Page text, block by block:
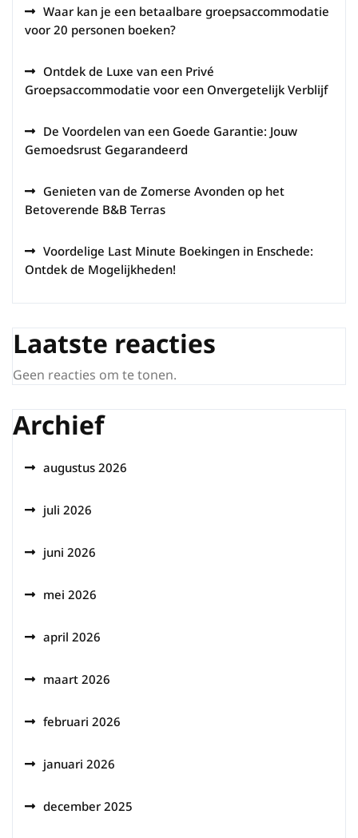
Waar kan je een betaalbare groepsaccommodatie
voor 20 personen boeken?
Ontdek de Luxe van een Privé
Groepsaccommodatie voor een Onvergetelijk Verblijf
De Voordelen van een Goede Garantie: Jouw
Gemoedsrust Gegarandeerd
Genieten van de Zomerse Avonden op het
Betoverende B&B Terras
Voordelige Last Minute Boekingen in Enschede:
Ontdek de Mogelijkheden!
Laatste reacties
Geen reacties om te tonen.
Archief
augustus 2026
juli 2026
juni 2026
mei 2026
april 2026
maart 2026
februari 2026
januari 2026
december 2025